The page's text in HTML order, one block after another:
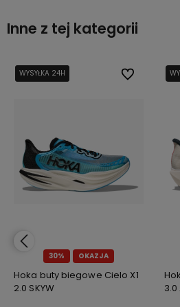
Inne z tej kategorii
30% OKAZJA
WYSYŁKA 24H
WYSYŁKA 24H
Hoka buty biegowe Cielo X1
2.0 SKYW
Do
Do
3.0